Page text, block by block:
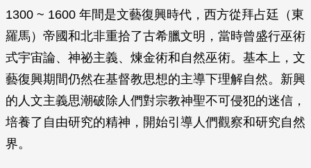
1300 ~ 1600 年間是文藝復興時代，西方從拜占廷（東
羅馬）帝國和北非重拾了古希臘文明，當時曾盛行巫術
式宇宙論、神祕主義、煉金術和自然巫術。基本上，文
藝復興期間仍然在基督教思想的主導下理解自然。新興
的人文主義思潮破除人們對宗教神聖不可侵犯的迷信，
培養了自由研究的精神，開始引導人們觀察和研究自然
界。